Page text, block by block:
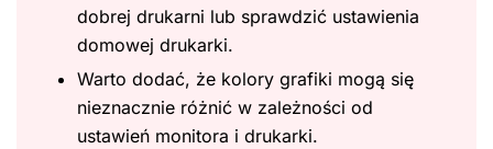
dobrej drukarni lub sprawdzić ustawienia
domowej drukarki.
Warto dodać, że kolory grafiki mogą się
nieznacznie różnić w zależności od
ustawień monitora i drukarki.